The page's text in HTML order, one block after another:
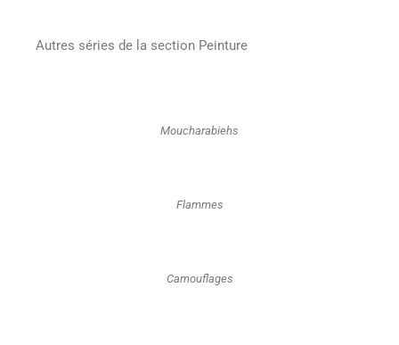
Autres séries de la section Peinture
Moucharabiehs
Flammes
Camouflages